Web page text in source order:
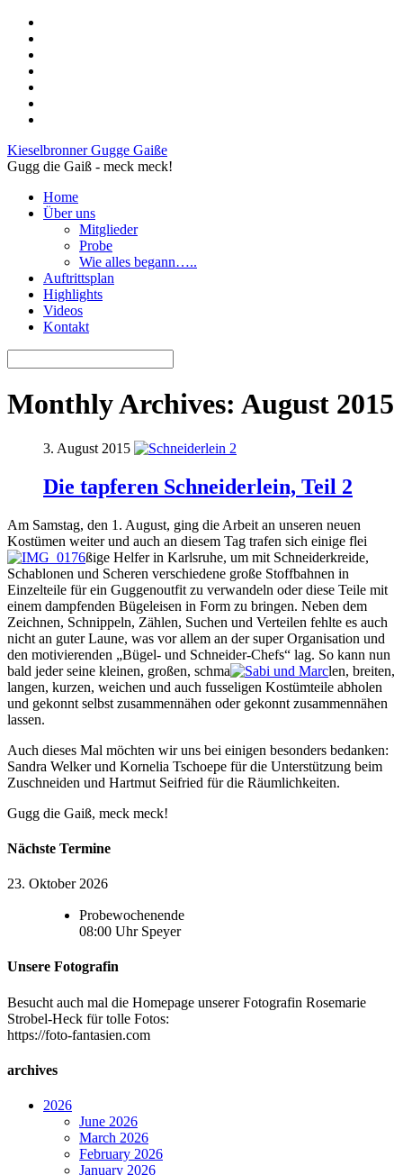
Kieselbronner Gugge Gaiße
Gugg die Gaiß - meck meck!
Home
Über uns
Mitglieder
Probe
Wie alles begann…..
Auftrittsplan
Highlights
Videos
Kontakt
Monthly Archives: August 2015
3. August 2015
Die tapferen Schneiderlein, Teil 2
Am Samstag, den 1. August, ging die Arbeit an unseren neuen
Kostümen weiter und auch an diesem Tag trafen sich einige flei
ßige Helfer in Karlsruhe, um mit Schneiderkreide,
Schablonen und Scheren verschiedene große Stoffbahnen in
Einzelteile für ein Guggenoutfit zu verwandeln oder diese Teile mit
einem dampfenden Bügeleisen in Form zu bringen. Neben dem
Zeichnen, Schnippeln, Zählen, Suchen und Verteilen fehlte es auch
nicht an guter Laune, was vor allem an der super Organisation und
den motivierenden „Bügel- und Schneider-Chefs“ lag. So kann nun
bald jeder seine kleinen, großen, schma
len, breiten,
langen, kurzen, weichen und auch fusseligen Kostümteile abholen
und gekonnt selbst zusammennähen oder gekonnt zusammennähen
lassen.
Auch dieses Mal möchten wir uns bei einigen besonders bedanken:
Sandra Welker und Kornelia Tschoepe für die Unterstützung beim
Zuschneiden und Hartmut Seifried für die Räumlichkeiten.
Gugg die Gaiß, meck meck!
Nächste Termine
23. Oktober 2026
Probewochenende
08:00 Uhr Speyer
Unsere Fotografin
Besucht auch mal die Homepage unserer Fotografin Rosemarie
Strobel-Heck für tolle Fotos:
https://foto-fantasien.com
archives
2026
June 2026
March 2026
February 2026
January 2026